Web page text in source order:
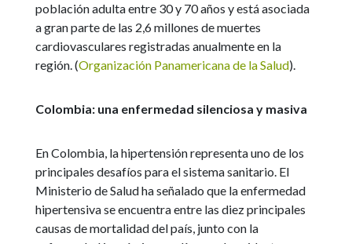
población adulta entre 30 y 70 años y está asociada
a gran parte de las 2,6 millones de muertes
cardiovasculares registradas anualmente en la
región. (Organización Panamericana de la Salud).
Colombia: una enfermedad silenciosa y masiva
En Colombia, la hipertensión representa uno de los
principales desafíos para el sistema sanitario. El
Ministerio de Salud ha señalado que la enfermedad
hipertensiva se encuentra entre las diez principales
causas de mortalidad del país, junto con la